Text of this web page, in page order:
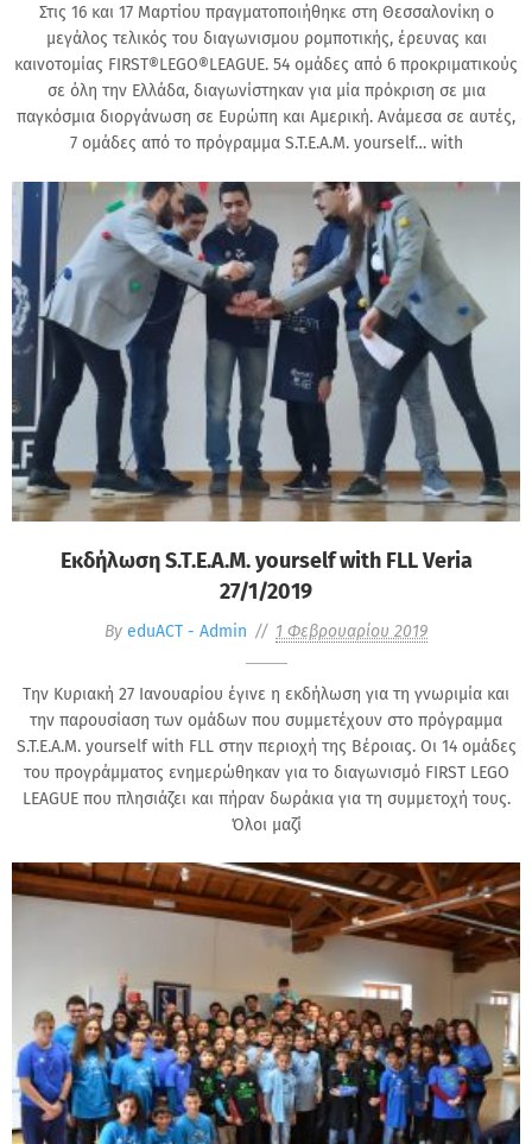
Στις 16 και 17 Μαρτίου πραγματοποιήθηκε στη Θεσσαλονίκη ο
μεγάλος τελικός του διαγωνισμου ρομποτικής, έρευνας και
καινοτομίας FIRST®LEGO®LEAGUE. 54 ομάδες από 6 προκριματικούς
σε όλη την Ελλάδα, διαγωνίστηκαν για μία πρόκριση σε μια
παγκόσμια διοργάνωση σε Ευρώπη και Αμερική. Ανάμεσα σε αυτές,
7 ομάδες από το πρόγραμμα S.T.E.A.M. yourself… with
Εκδήλωση S.T.E.A.M. yourself with FLL Veria
27/1/2019
By eduACT - Admin 1 Φεβρουαρίου 2019
Την Κυριακή 27 Ιανουαρίου έγινε η εκδήλωση για τη γνωριμία και
την παρουσίαση των ομάδων που συμμετέχουν στο πρόγραμμα
S.T.E.A.M. yourself with FLL στην περιοχή της Βέροιας. Οι 14 ομάδες
του προγράμματος ενημερώθηκαν για το διαγωνισμό FIRST LEGO
LEAGUE που πλησιάζει και πήραν δωράκια για τη συμμετοχή τους.
Όλοι μαζί